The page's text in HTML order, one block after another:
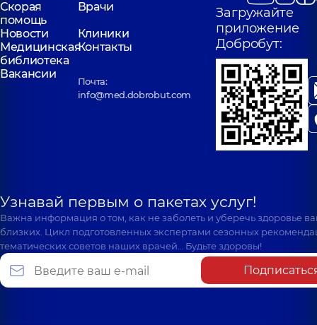
Скорая
помощь
Врачи
Новости
Клиники
Медицинская
библиотека
Контакты
Вакансии
Почта:
info@med.dobrobut.com
Загружайте
приложение
Добробут:
Узнавай первым о пакетах услуг!
Важна информация о том, как не заболеть и уберечь здоровье
близких. Цикл подготовленных экспертами сезонных
тематических советов наших врачей… Будьте здоровы!